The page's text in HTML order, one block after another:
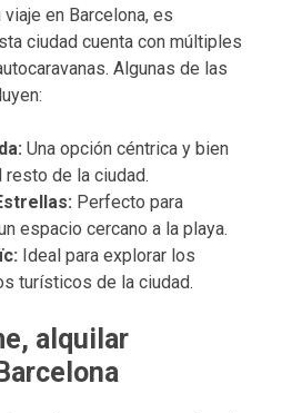
en Barcelona, es
ciudad cuenta con múltiples
Algunas de las
Una opción céntrica y bien
resto de la ciudad.
Perfecto para
espacio cercano a la playa.
Ideal para explorar los
turísticos de la ciudad.
alquilar